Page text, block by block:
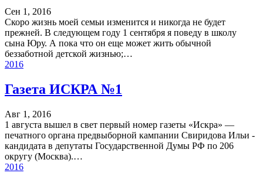
Сен 1, 2016
Скоро жизнь моей семьи изменится и никогда не будет
прежней. В следующем году 1 сентября я поведу в школу
сына Юру. А пока что он еще может жить обычной
беззаботной детской жизнью;…
2016
Газета ИСКРА №1
Авг 1, 2016
1 августа вышел в свет первый номер газеты «Искра» —
печатного органа предвыборной кампании Свиридова Ильи -
кандидата в депутаты Государственной Думы РФ по 206
округу (Москва).…
2016